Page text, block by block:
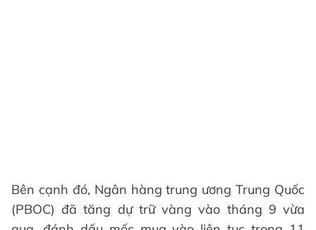
Bên cạnh đó, Ngân hàng trung ương Trung Quốc
(PBOC) đã tăng dự trữ vàng vào tháng 9 vừa